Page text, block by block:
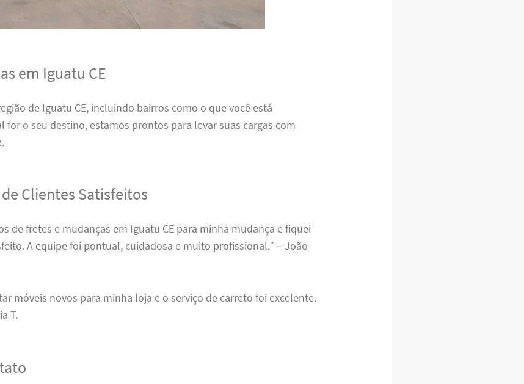
em Iguatu CE
de Iguatu CE, incluindo bairros como o que você está
for o seu destino, estamos prontos para levar suas cargas com
Clientes Satisfeitos
de fretes e mudanças em Iguatu CE para minha mudança e fiquei
A equipe foi pontual, cuidadosa e muito profissional.” – João
móveis novos para minha loja e o serviço de carreto foi excelente.
T.